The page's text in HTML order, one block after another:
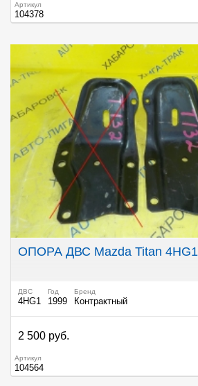
Артикул
104378
ОПОРА ДВС Mazda Titan 4HG1
ДВС
4HG1
Год
1999
Бренд
Контрактный
2 500 руб.
Артикул
104564